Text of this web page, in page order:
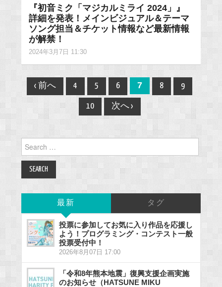
『初音ミク「マジカルミライ 2024」』
詳細を発表！メインビジュアル＆テーマ
ソング担当＆チケット情報など最新情報
が解禁！
2024年3月7日 11:30
Post
navigation
‹ 前へ 4 5 6 7 8 9
10 次へ ›
for:
最新 タグ
投票に参加してお気に入り作品を応援し
よう！プログラミング・コンテスト一般
投票受付中！
2026年8月07日 17:00
「令和8年熊本地震」復興支援企画実施
のお知らせ（HATSUNE MIKU